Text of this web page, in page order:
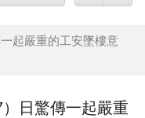
起嚴重的工安墜樓意
日驚傳一起嚴重